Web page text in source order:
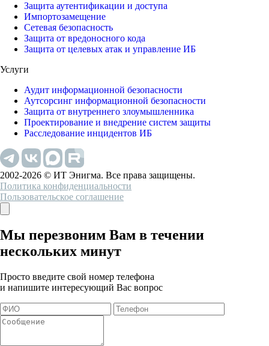
Защита аутентификации и доступа
Импортозамещение
Сетевая безопасность
Защита от вредоносного кода
Защита от целевых атак и управление ИБ
Услуги
Аудит информационной безопасности
Аутсорсинг информационной безопасности
Защита от внутреннего злоумышленника
Проектирование и внедрение систем защиты
Расследование инцидентов ИБ
2002-2026 © ИТ Энигма. Все права защищены.
Политика конфиденциальности
Пользовательское соглашение
Мы перезвоним Вам в течении
нескольких минут
Просто введите свой номер телефона
и напишите интересующий Вас вопрос